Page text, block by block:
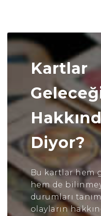
Kartlar
Diyor?
Bu kartlar hem
hem de
durumları
olayların